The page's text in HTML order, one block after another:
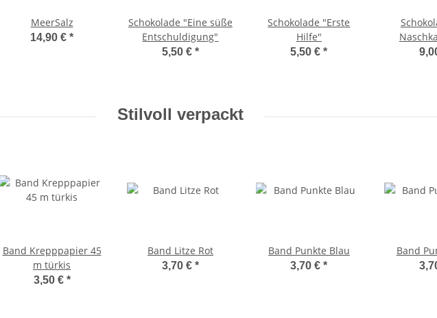
MeerSalz
14,90 €*
Schokolade "Eine süße
Entschuldigung"
5,50 € *
Schokolade "Erste
Hilfe"
5,50 €*
Stilvoll verpackt
Band Krepppapier 45
m türkis
3,50 € *
Band Litze Rot
3,70 € *
Band Punkte Blau
3,70 €*
Band